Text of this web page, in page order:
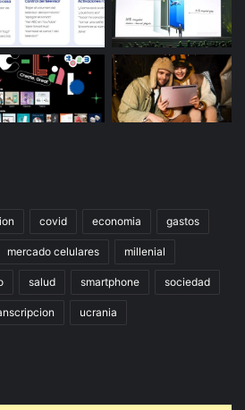
covid economia gastos
mercado celulares millenial
salud smartphone sociedad
ucrania